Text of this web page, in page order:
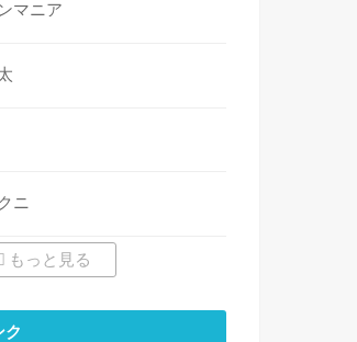
マニア
ニ
もっと見る
ク